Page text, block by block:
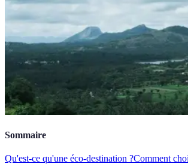
Sommaire
Qu'est-ce qu'une éco-destination ?Comment